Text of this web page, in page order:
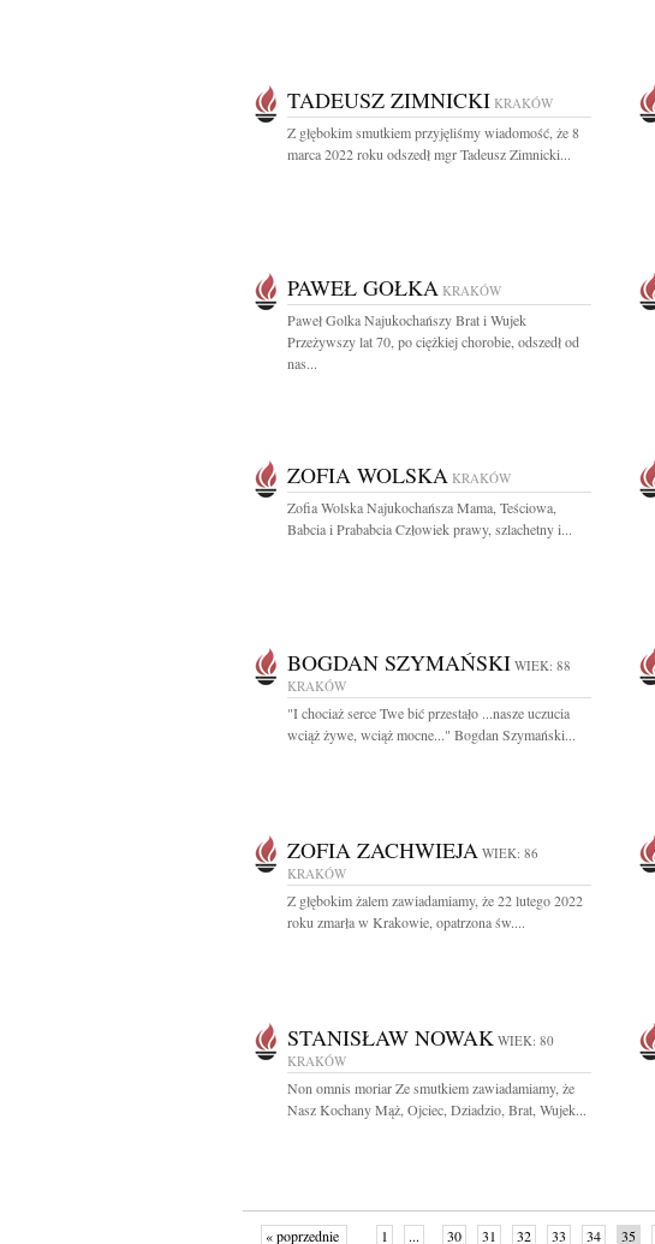
TADEUSZ ZIMNICKI KRAKÓW
Z głębokim smutkiem przyjęliśmy wiadomość, że 8
marca 2022 roku odszedł mgr Tadeusz Zimnicki...
PAWEŁ GOŁKA KRAKÓW
Paweł Golka Najukochańszy Brat i Wujek
Przeżywszy lat 70, po ciężkiej chorobie, odszedł od
nas...
ZOFIA WOLSKA KRAKÓW
Zofia Wolska Najukochańsza Mama, Teściowa,
Babcia i Prababcia Człowiek prawy, szlachetny i...
BOGDAN SZYMAŃSKI WIEK: 88
KRAKÓW
"I chociaż serce Twe bić przestało ...nasze uczucia
wciąż żywe, wciąż mocne..." Bogdan Szymański...
ZOFIA ZACHWIEJA WIEK: 86
KRAKÓW
Z głębokim żalem zawiadamiamy, że 22 lutego 2022
roku zmarła w Krakowie, opatrzona św....
STANISŁAW NOWAK WIEK: 80
KRAKÓW
Non omnis moriar Ze smutkiem zawiadamiamy, że
Nasz Kochany Mąż, Ojciec, Dziadzio, Brat, Wujek...
« poprzednie 1 ... 30 31 32 33 34 35